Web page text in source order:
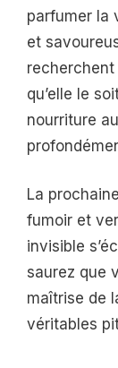
parfumer la
et
recherchent
qu’elle le
nourriture
La
fumoir et
invisible
saurez que
maîtrise de
véritables